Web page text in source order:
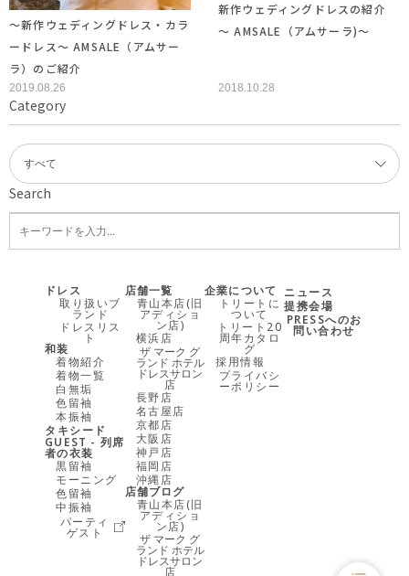
～新作ウェディングドレス・カラ
ードレス～ AMSALE（アムサー
ラ）のご紹介
2019.08.26
新作ウェディングドレスの紹介
～ AMSALE（アムサーラ)～
2018.10.28
Search
Category
ドレス
取り扱いブ
ランド
ドレスリス
ト
和装
着物紹介
着物一覧
白無垢
色留袖
本振袖
タキシード
GUEST - 列席
者の衣装
黒留袖
モーニング
色留袖
中振袖
パーティ
ゲスト
店舗一覧
青山本店(旧
アディショ
ン店)
横浜店
ザ マーク グ
ランド ホテル
ドレスサロン
店
長野店
名古屋店
京都店
大阪店
神戸店
福岡店
沖縄店
店舗ブログ
青山本店(旧
アディショ
ン店)
ザ マーク グ
ランド ホテル
ドレスサロン
企業について
トリートに
ついて
トリート20
周年カタロ
グ
採用情報
プライバシ
ーポリシー
ニュース
提携会場
PRESSへのお
問い合わせ